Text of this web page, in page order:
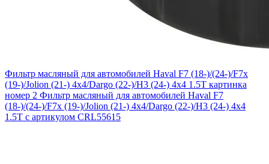
Фильтр масляный для автомобилей Haval F7 (18-)/(24-)/F7x
(19-)/Jolion (21-) 4x4/Dargo (22-)/H3 (24-) 4x4 1.5T картинка
номер 2 Фильтр масляный для автомобилей Haval F7
(18-)/(24-)/F7x (19-)/Jolion (21-) 4x4/Dargo (22-)/H3 (24-) 4x4
1.5T с артикулом CRL55615